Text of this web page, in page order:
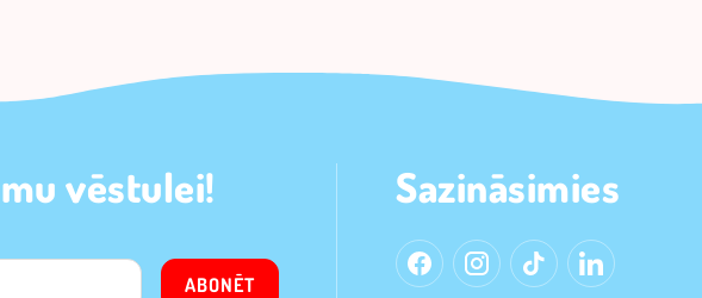
vēstulei!
ABONĒT
Sazināsimies